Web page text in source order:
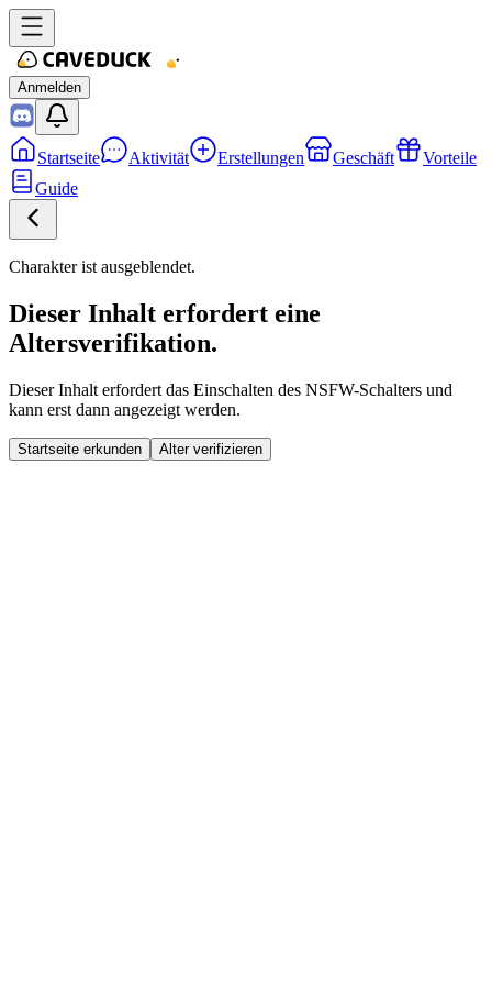
Anmelden
Startseite Aktivität Erstellungen Geschäft
Vorteile
Guide
Charakter ist ausgeblendet.
Dieser Inhalt erfordert eine
Altersverifikation.
Dieser Inhalt erfordert das Einschalten des NSFW-Schalters und
kann erst dann angezeigt werden.
Startseite erkunden Alter verifizieren